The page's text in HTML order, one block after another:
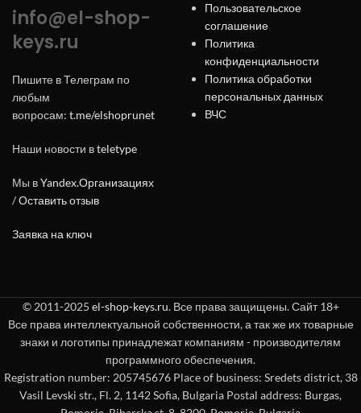
info@el-shop-
keys.ru
Пишите в Телеграм по
любым
вопросам: t.me/elshoprunet
Наши новости вteletype
Мы вYandex.Организациях
/Оставить отзыв
Заявка на ключ
Пользовательское
соглашение
Политика
конфиденциальности
Политика обработки
персональных данных
ВЧС
© 2011-2025 el-shop-keys.ru. Все права защищены. Сайт 18+
Все права интеллектуальной собственности, а так же их товарные
знаки и логотипы принадлежат компаниям - производителям
программного обеспечения.
Registration number: 205745676 Place of business: Sredets district, 38
Vasil Levski str., Fl. 2, 1142 Sofia, Bulgaria Postal address: Burgas,